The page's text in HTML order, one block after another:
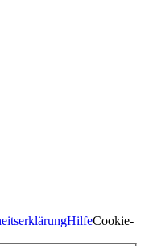
HilfeCookie-